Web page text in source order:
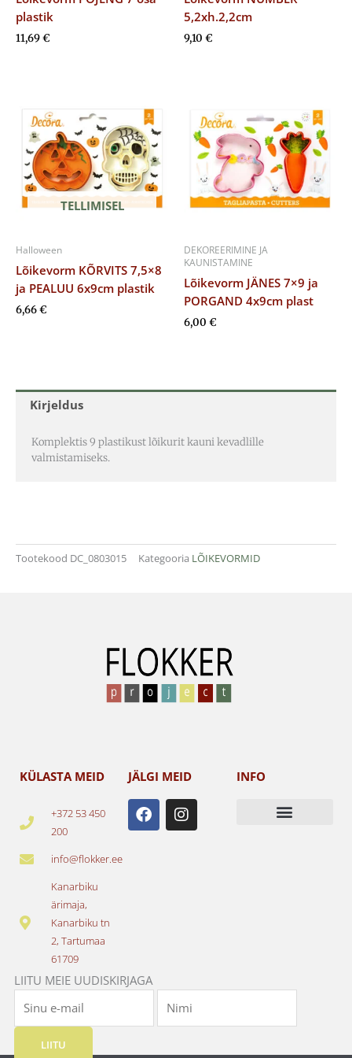
Kirjeldus
Komplektis 9 plastikust lõikurit kauni kevadlille
valmistamiseks.
Tootekood DC_0803015 Kategooria LÕIKEVORMID
plastik
11,69€
5,2xh.2,2cm
9,10 €
TELLIMISEL
Halloween
Lõikevorm KÕRVITS 7,5×8
ja PEALUU 6x9cm plastik
6,66€
DEKOREERIMINE JA
KAUNISTAMINE
Lõikevorm JÄNES 7×9 ja
PORGAND 4x9cm plast
6,00 €
KÜLASTA MEID
+372 53 450
200
info@flokker.ee
Kanarbiku
ärimaja,
Kanarbiku tn
2, Tartumaa
61709
JÄLGI MEID
F
a
c
I
n
s
INFO
LIITU MEIE UUDISKIRJAGA
LIITU